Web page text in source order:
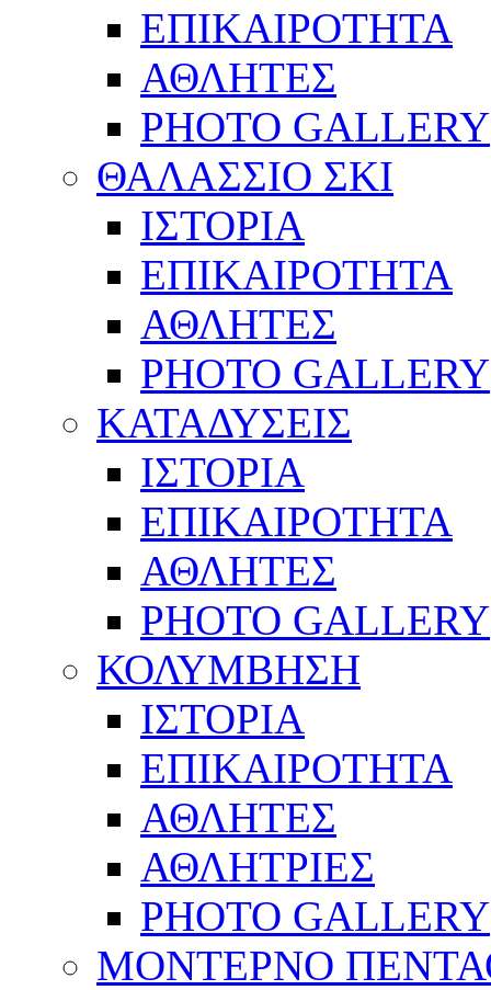
ΕΠΙΚΑΙΡΟΤΗΤΑ
ΑΘΛΗΤΕΣ
PHOTO GALLERY
ΘΑΛΑΣΣΙΟ ΣΚΙ
ΙΣΤΟΡΙΑ
ΕΠΙΚΑΙΡΟΤΗΤΑ
ΑΘΛΗΤΕΣ
PHOTO GALLERY
ΚΑΤΑΔΥΣΕΙΣ
ΙΣΤΟΡΙΑ
ΕΠΙΚΑΙΡΟΤΗΤΑ
ΑΘΛΗΤΕΣ
PHOTO GALLERY
ΚΟΛΥΜΒΗΣΗ
ΙΣΤΟΡΙΑ
ΕΠΙΚΑΙΡΟΤΗΤΑ
ΑΘΛΗΤΕΣ
ΑΘΛΗΤΡΙΕΣ
PHOTO GALLERY
ΜΟΝΤΕΡΝΟ